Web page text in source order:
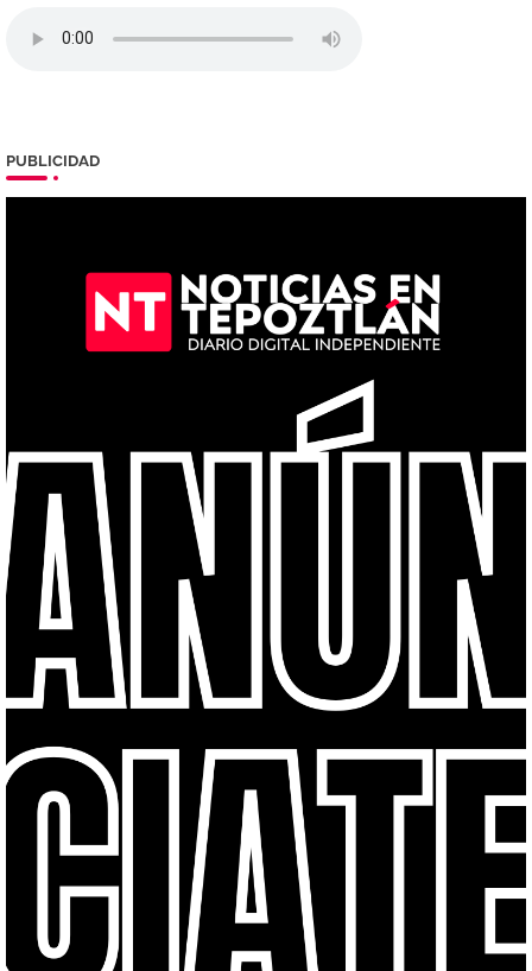
PUBLICIDAD